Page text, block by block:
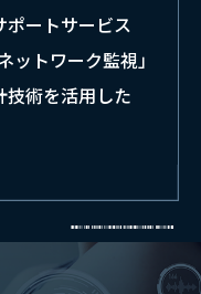
ポートサービス
ットワーク監視」
術を活用した